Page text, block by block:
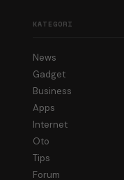
KATEGORI
News
Gadget
Business
Apps
Internet
Oto
Tips
Forum